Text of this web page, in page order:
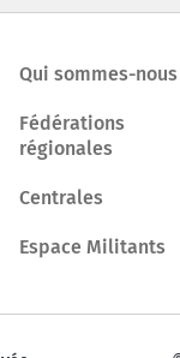
Qui sommes-nous
Fédérations
régionales
Centrales
Espace Militants